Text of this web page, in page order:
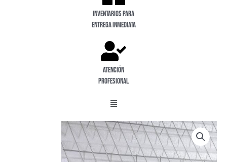
Inventarios para
entrega inmediata
Atención
profesional
Menú